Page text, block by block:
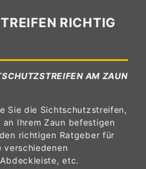
RICHTIG
AM ZAUN
Sie die Sichtschutzstreifen,
Ihrem Zaun befestigen
richtigen Ratgeber für
verschiedenen
etc.